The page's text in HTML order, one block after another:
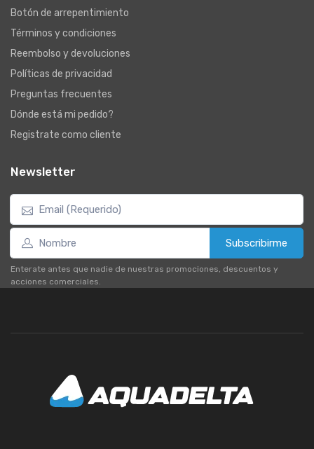
Botón de arrepentimiento
Términos y condiciones
Reembolso y devoluciones
Políticas de privacidad
Preguntas frecuentes
Dónde está mi pedido?
Registrate como cliente
Newsletter
Subscribirme
Enterate antes que nadie de nuestras promociones, descuentos y
acciones comerciales.